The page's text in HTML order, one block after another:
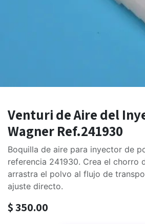
Venturi de Aire del
Wagner Ref.241930
Boquilla de aire para inyector de
referencia 241930. Crea el chorro
arrastra el polvo al flujo de
ajuste directo.
$350.00